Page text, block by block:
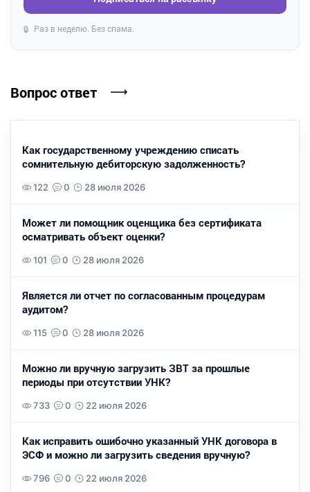
🔒 Раз в неделю. Без спама.
Вопрос ответ
Как государственному учреждению списать
сомнительную дебиторскую задолженность?
122 0 28 июля 2026
Может ли помощник оценщика без сертификата
осматривать объект оценки?
101 0 28 июля 2026
Является ли отчет по согласованным процедурам
аудитом?
115 0 28 июля 2026
Можно ли вручную загрузить ЗВТ за прошлые
периоды при отсутствии УНК?
733 0 22 июля 2026
Как исправить ошибочно указанный УНК договора в
ЭСФ и можно ли загрузить сведения вручную?
796 0 22 июля 2026